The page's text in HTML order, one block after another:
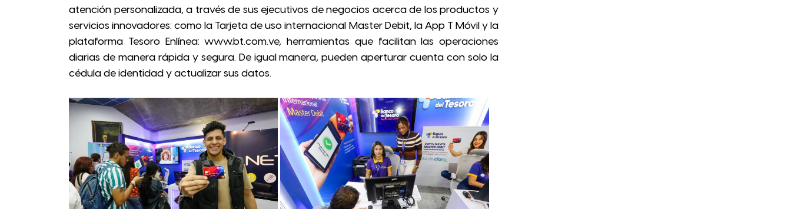
atención personalizada, a través de sus ejecutivos de negocios acerca de los productos y
servicios innovadores: como la Tarjeta de uso internacional Master Debit, la App T Móvil y la
plataforma Tesoro Enlínea: www.bt.com.ve, herramientas que facilitan las operaciones
diarias de manera rápida y segura. De igual manera, pueden aperturar cuenta con solo la
cédula de identidad y actualizar sus datos.